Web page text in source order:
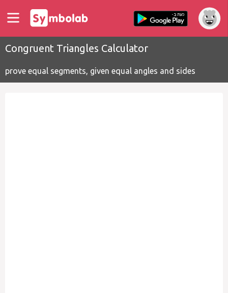
Congruent Triangles Calculator
prove equal segments, given equal angles and sides